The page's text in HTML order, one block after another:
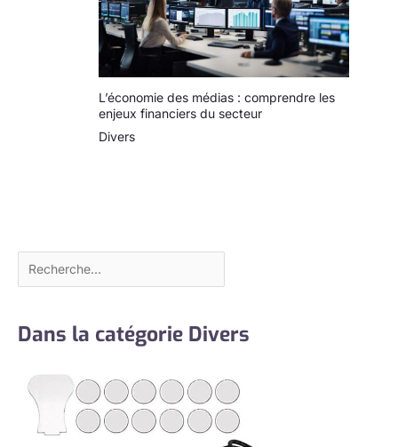
L’économie des médias : comprendre les
enjeux financiers du secteur
Divers
Dans la catégorie Divers